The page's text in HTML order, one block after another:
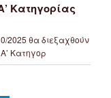
Κατηγορίας
2025 θα διεξαχθούν
Κατηγορ